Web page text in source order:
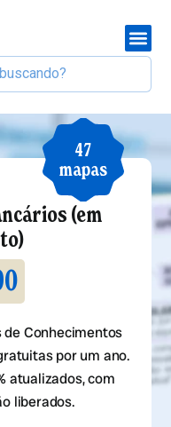
47
mapas
(em
Conhecimentos
por um ano.
atualizados, com
liberados.